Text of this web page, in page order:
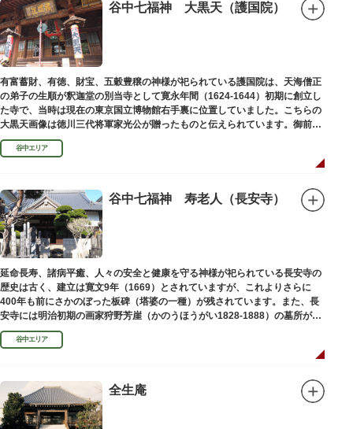
谷中七福神 大黒天（護国院）
有富蓄財、有徳、財宝、五穀豊穣の神様が祀られている護国院は、天海僧正
の弟子の生順が釈迦堂の別当寺として寛永年間（1624-1644）初期に創立し
た寺で、当時は現在の東京国立博物館右手裏に位置していました。こちらの
大黒天画像は徳川三代将軍家光公が贈ったものと伝えられています。御前立
の大黒天木像は台東区文化財に指定されています。
谷中エリア
谷中七福神 寿老人（長安寺）
延命長寿、諸病平癒、人々の安全と健康を守る神様が祀られている長安寺の
歴史は古く、建立は寛文9年（1669）とされていますが、これよりさらに
400年も前にさかのぼった板碑（塔婆の一種）が残されています。また、長
安寺には明治初期の画家狩野芳崖（かのうほうがい1828-1888）の墓所があ
ります。
谷中エリア
全生庵